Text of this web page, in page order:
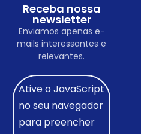
Receba nossa
newsletter
Enviamos apenas e-
mails interessantes e
relevantes.
Ative o JavaScript
no seu navegador
para preencher